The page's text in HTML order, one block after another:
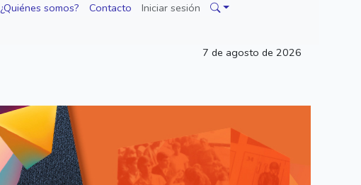
¿Quiénes somos? Contacto Iniciar sesión
7 de agosto de 2026